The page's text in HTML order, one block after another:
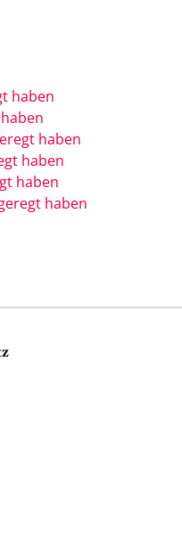
haben
haben
haben
haben
haben